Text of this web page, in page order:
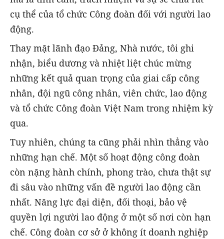
cụ thể của tổ chức Công đoàn đối với người lao
động.
Thay mặt lãnh đạo Đảng, Nhà nước, tôi ghi
nhận, biểu dương và nhiệt liệt chúc mừng
những kết quả quan trọng của giai cấp công
nhân, đội ngũ công nhân, viên chức, lao động
và tổ chức Công đoàn Việt Nam trong nhiệm kỳ
qua.
Tuy nhiên, chúng ta cũng phải nhìn thẳng vào
những hạn chế. Một số hoạt động công đoàn
còn nặng hành chính, phong trào, chưa thật sự
đi sâu vào những vấn đề người lao động cần
nhất. Năng lực đại diện, đối thoại, bảo vệ
quyền lợi người lao động ở một số nơi còn hạn
chế. Công đoàn cơ sở ở không ít doanh nghiệp